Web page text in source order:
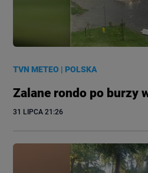
TVN METEO |POLSKA
Zalane rondo po burzy
31 LIPCA 21:26